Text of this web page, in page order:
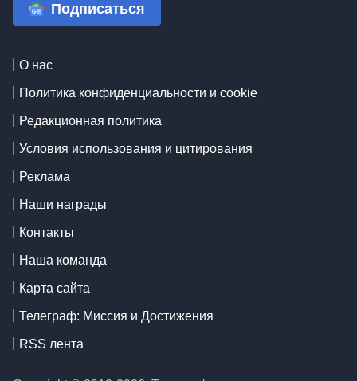
Подписаться
О нас
Политика конфиденциальности и cookie
Редакционная политика
Условия использования и цитирования
Реклама
Наши награды
Контакты
Наша команда
Карта сайта
Телеграф: Миссия и Достижения
RSS лента